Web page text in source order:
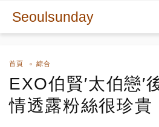
Seoulsunday
首頁 綜合
EXO伯賢′太伯戀′
情透露粉絲很珍貴